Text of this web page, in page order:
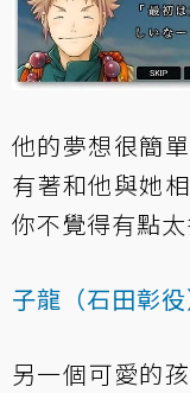
他的夢想很簡
有著和他與她
你不覺得有點
子龍（石田彰役
另一個可愛的